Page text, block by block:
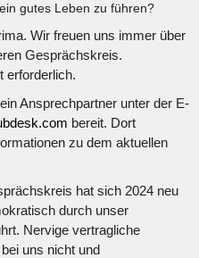
gutes Leben zu führen?
Wir freuen uns immer über
Gesprächskreis.
erforderlich.
Ansprechpartner unter der E-
bereit. Dort
zu dem aktuellen
hat sich 2024 neu
durch unser
Nervige vertragliche
uns nicht und